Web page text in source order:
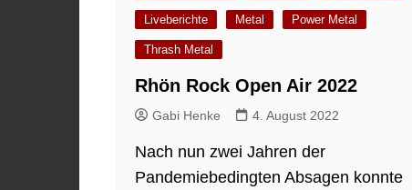
Liveberichte Metal Power Metal
Thrash Metal
Rhön Rock Open Air 2022
Gabi Henke 4. August 2022
Nach nun zwei Jahren der
Pandemiebedingten Absagen konnte